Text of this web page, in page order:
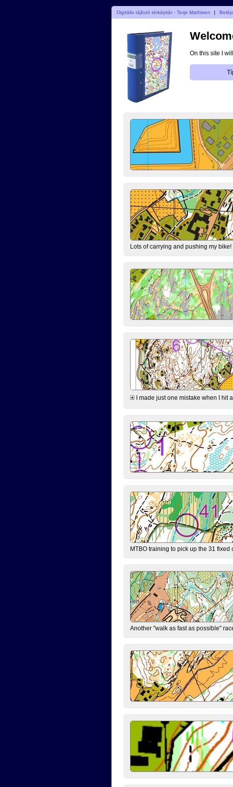
Digitális tájfutó térképtár - Terje Mathisen |
On this site I
Lots of carrying and pushing my bike!
I made just one mistake when I hit
MTBO training to pick up the 31 fixed
Another "walk as fast as possible"